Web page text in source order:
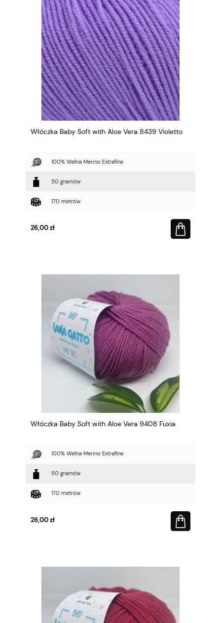
Włóczka Baby Soft with Aloe Vera 8439 Violetto
100% Wełna Merino Extrafine
50 gramów
170 metrów
26,00 zł
Włóczka Baby Soft with Aloe Vera 9408 Fuxia
100% Wełna Merino Extrafine
50 gramów
170 metrów
26,00 zł